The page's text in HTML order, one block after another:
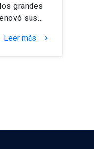
grandes
sus…
Leer más keyboard_arrow_right